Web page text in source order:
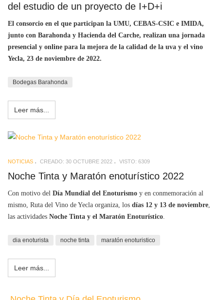
del estudio de un proyecto de I+D+i
El consorcio en el que participan la UMU, CEBAS-CSIC e IMIDA,
junto con Barahonda y Hacienda del Carche, realizan una jornada
presencial y online para la mejora de la calidad de la uva y el vino
Yecla, 23 de noviembre de 2022.
Bodegas Barahonda
Leer más...
NOTICIAS CREADO: 30 OCTUBRE 2022 VISTO: 6309
Noche Tinta y Maratón enoturístico 2022
Con motivo del Día Mundial del Enoturismo y en conmemoración al
mismo, Ruta del Vino de Yecla organiza, los días 12 y 13 de noviembre,
las actividades Noche Tinta y el Maratón Enoturístico.
dia enoturista noche tinta maratón enoturistico
Leer más...